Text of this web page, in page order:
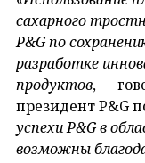
сахарного
P&G по
разработке
продуктов, —
президент P&G
успехи P&G в
возможны